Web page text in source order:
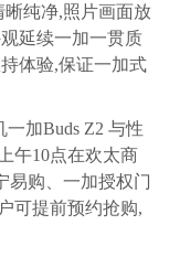
纯净,照片画面放
延续一加一贯质
体验,保证一加式
加Buds Z2 与性
午10点在欢太商
易购、一加授权门
可提前预约抢购,